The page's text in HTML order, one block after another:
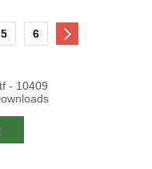
5 6
- 10409